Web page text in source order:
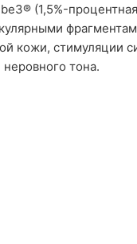
(1,5%-
кожи, стимуляции
тона.